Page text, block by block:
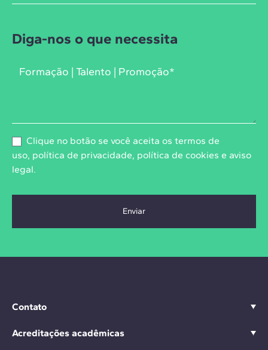
Diga-nos o que necessita
Clique no botão se você aceita os termos de
uso, política de privacidade, política de cookies e aviso
legal.
Contato
Acreditações acadêmicas